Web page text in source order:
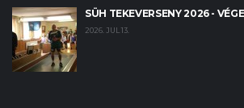
SÜH TEKEVERSENY 2026 -
2026. JUL 13.